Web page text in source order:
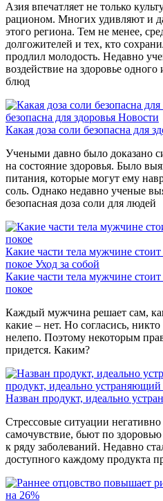
Азия впечатляет не только
рационом. Многих удивляют и
этого региона. Тем не менее,
долгожителей и тех, кто
продлил молодость. Недавно
воздействие на здоровье
блюд
безопасна для здоровья Новости
Какая доза соли безопасна для
Учеными давно было доказано
на состояние здоровья. Было
питания, которые могут ему
соль. Однако недавно ученые
безопасная доза соли для людей
Какие части тела мужчине стоит
покое Уход за собой
Какие части тела мужчине стоит
покое
Каждый мужчина решает сам,
какие – нет. Но согласись,
нелепо. Поэтому некоторым
придется. Каким?
продукт, идеально устраняющий
Назван продукт, идеально
Стрессовые ситуации
самочувствие, бьют по
к ряду заболеваний. Недавно
доступного каждому продукта